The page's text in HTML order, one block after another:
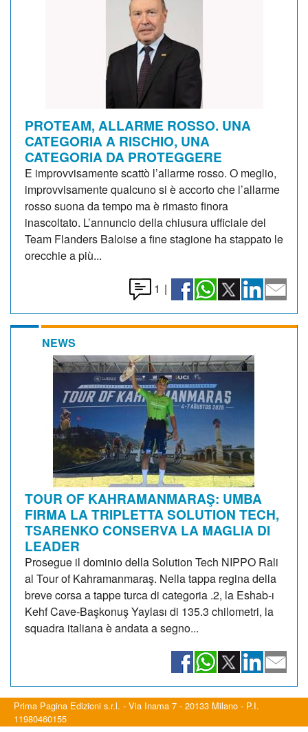
PROTEAM, ALLARME ROSSO. UNA
CATEGORIA A RISCHIO, UNA
CATEGORIA DA PROTEGGERE
E improvvisamente scattò l’allarme rosso. O meglio,
improvvisamente qualcuno si è accorto che l’allarme
rosso suona da tempo ma è rimasto finora
inascoltato. L’annuncio della chiusura ufficiale del
Team Flanders Baloise a fine stagione ha stappato le
orecchie a più...
1 |
NEWS
TOUR OF KAHRAMANMARAŞ: UMBA
FIRMA LA TRIPLETTA SOLUTION TECH,
TSARENKO CONSERVA LA MAGLIA DI
LEADER
Prosegue il dominio della Solution Tech NIPPO Rali
al Tour of Kahramanmaraş. Nella tappa regina della
breve corsa a tappe turca di categoria .2, la Eshab-ı
Kehf Cave-Başkonuş Yaylası di 135.3 chilometri, la
squadra italiana è andata a segno...
Prima Pagina Edizioni s.r.l. - Via Inama 7 - 20133 Milano - P.I.
11980460155